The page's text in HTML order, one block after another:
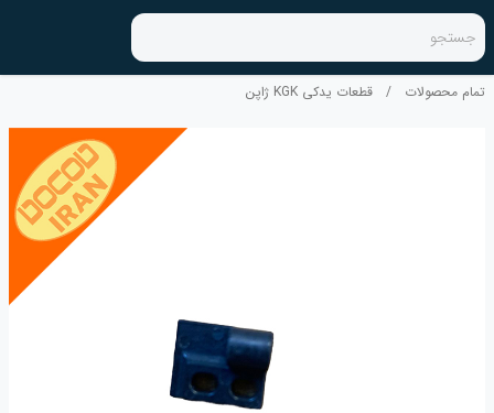
جستجو
تمام محصولات / قطعات یدکی KGK ژاپن